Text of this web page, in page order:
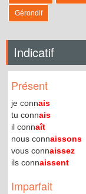
Gérondif
Indicatif
Présent
je connais
tu connais
il connaît
nous connaissons
vous connaissez
ils connaissent
Imparfait